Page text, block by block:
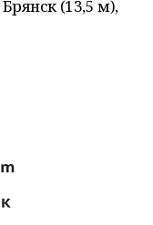
(13,5 м),